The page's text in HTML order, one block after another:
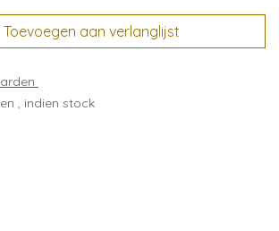
Toevoegen aan verlanglijst
, indien stock